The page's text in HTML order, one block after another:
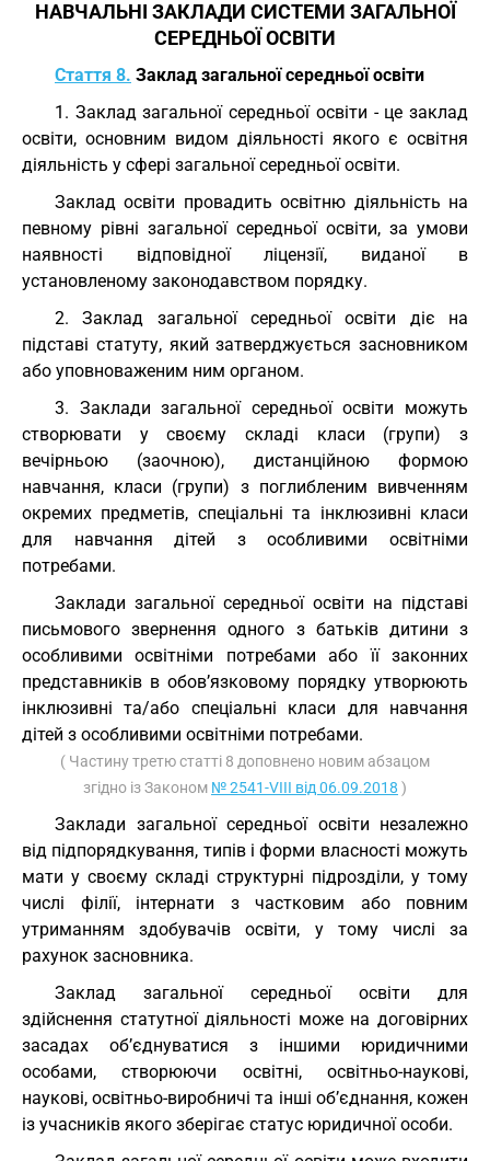
НАВЧАЛЬНІ ЗАКЛАДИ СИСТЕМИ ЗАГАЛЬНОЇ
СЕРЕДНЬОЇ ОСВІТИ
Стаття 8. Заклад загальної середньої освіти
1. Заклад загальної середньої освіти - це заклад
освіти, основним видом діяльності якого є освітня
діяльність у сфері загальної середньої освіти.
Заклад освіти провадить освітню діяльність на
певному рівні загальної середньої освіти, за умови
наявності відповідної ліцензії, виданої в
установленому законодавством порядку.
2. Заклад загальної середньої освіти діє на
підставі статуту, який затверджується засновником
або уповноваженим ним органом.
3. Заклади загальної середньої освіти можуть
створювати у своєму складі класи (групи) з
вечірньою (заочною), дистанційною формою
навчання, класи (групи) з поглибленим вивченням
окремих предметів, спеціальні та інклюзивні класи
для навчання дітей з особливими освітніми
потребами.
Заклади загальної середньої освіти на підставі
письмового звернення одного з батьків дитини з
особливими освітніми потребами або її законних
представників в обов’язковому порядку утворюють
інклюзивні та/або спеціальні класи для навчання
дітей з особливими освітніми потребами.
( Частину третю статті 8 доповнено новим абзацом
згідно із Законом № 2541-VIII від 06.09.2018 )
Заклади загальної середньої освіти незалежно
від підпорядкування, типів і форми власності можуть
мати у своєму складі структурні підрозділи, у тому
числі філії, інтернати з частковим або повним
утриманням здобувачів освіти, у тому числі за
рахунок засновника.
Заклад загальної середньої освіти для
здійснення статутної діяльності може на договірних
засадах об’єднуватися з іншими юридичними
особами, створюючи освітні, освітньо-наукові,
наукові, освітньо-виробничі та інші об’єднання, кожен
із учасників якого зберігає статус юридичної особи.